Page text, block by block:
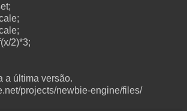
2)*3;
a última versão.
projects/newbie-engine/files/